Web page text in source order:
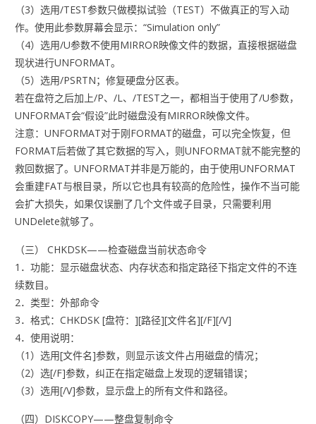
（3）选用/TEST参数只做模拟试验（TEST）不做真正的写入动
作。使用此参数屏幕会显示：“Simulation only”
（4）选用/U参数不使用MIRROR映像文件的数据，直接根据磁盘
现状进行UNFORMAT。
（5）选用/PSRTN；修复硬盘分区表。
若在盘符之后加上/P、/L、/TEST之一，都相当于使用了/U参数，
UNFORMAT会“假设”此时磁盘没有MIRROR映像文件。
注意：UNFORMAT对于刚FORMAT的磁盘，可以完全恢复，但
FORMAT后若做了其它数据的写入，则UNFORMAT就不能完整的
救回数据了。UNFORMAT并非是万能的，由于使用UNFORMAT
会重建FAT与根目录，所以它也具有较高的危险性，操作不当可能
会扩大损失，如果仅误删了几个文件或子目录，只需要利用
UNDelete就够了。
（三） CHKDSK——检查磁盘当前状态命令
1．功能：显示磁盘状态、内存状态和指定路径下指定文件的不连
续数目。
2．类型：外部命令
3．格式：CHKDSK [盘符：][路径][文件名][/F][/V]
4．使用说明：
（1）选用[文件名]参数，则显示该文件占用磁盘的情况；
（2）选[/F]参数，纠正在指定磁盘上发现的逻辑错误；
（3）选用[/V]参数，显示盘上的所有文件和路径。
（四）DISKCOPY——整盘复制命令